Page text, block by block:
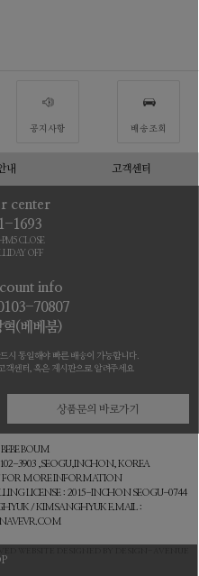
공지사항 배송조회
내 고객센터
center
1693
CLOSE
OFF
info
70807
(베베붐)
시 동일해야 빠른 배송이 가능합니다.
객센터, 혹은 게시판으로 알려주세요
상품문의 바로가기
BOUM
3903 ,SEOGU,INCHON, KOREA
FOR MORE INFORMATION
LICENSE : 2015-INCHON SEOGU-0744
/ KIMSANGHYUK E.MAIL :